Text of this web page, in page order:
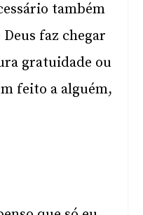
também
faz chegar
gratuidade ou
feito a alguém,